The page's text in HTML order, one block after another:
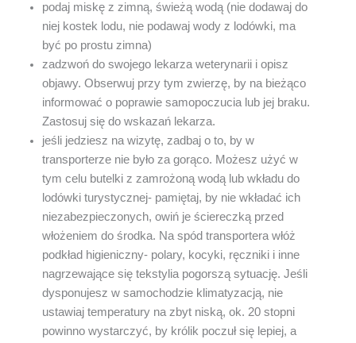
podaj miskę z zimną, świeżą wodą (nie dodawaj do
niej kostek lodu, nie podawaj wody z lodówki, ma
być po prostu zimna)
zadzwoń do swojego lekarza weterynarii i opisz
objawy. Obserwuj przy tym zwierzę, by na bieżąco
informować o poprawie samopoczucia lub jej braku.
Zastosuj się do wskazań lekarza.
jeśli jedziesz na wizytę, zadbaj o to, by w
transporterze nie było za gorąco. Możesz użyć w
tym celu butelki z zamrożoną wodą lub wkładu do
lodówki turystycznej- pamiętaj, by nie wkładać ich
niezabezpieczonych, owiń je ściereczką przed
włożeniem do środka. Na spód transportera włóż
podkład higieniczny- polary, kocyki, ręczniki i inne
nagrzewające się tekstylia pogorszą sytuację. Jeśli
dysponujesz w samochodzie klimatyzacją, nie
ustawiaj temperatury na zbyt niską, ok. 20 stopni
powinno wystarczyć, by królik poczuł się lepiej, a